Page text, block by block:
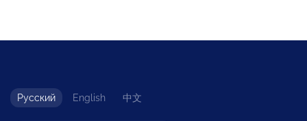
Русский English 中文